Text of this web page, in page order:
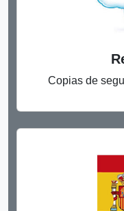
Copias de